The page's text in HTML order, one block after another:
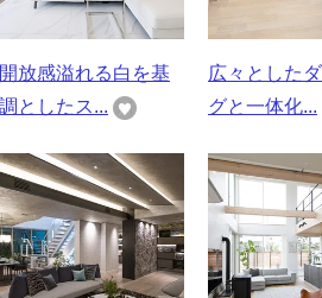
開放感溢れる白を基
調としたス...
広々とした
グと一体化...